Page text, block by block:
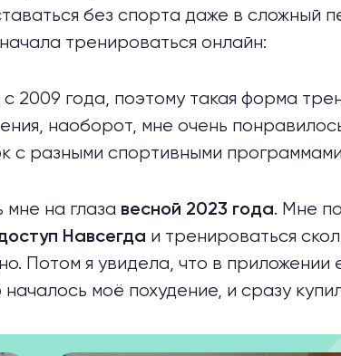
без спорта даже в сложный
тренироваться онлайн:
2009 года, поэтому такая форма
наоборот, мне очень
с разными спортивными
мне на глаза весной 2023 года. Мне
Навсегда и тренироваться
Потом я увидела, что в приложении
моё похудение, и сразу